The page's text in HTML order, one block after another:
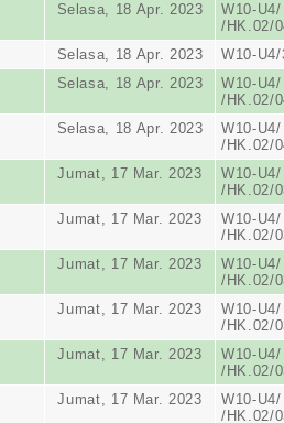
Selasa, 18 Apr. 2023
W10-
/HK.02/
Selasa, 18 Apr. 2023 W10-
Selasa, 18 Apr. 2023
W10-
/HK.02/
Selasa, 18 Apr. 2023
W10-
/HK.02/
Jumat, 17 Mar. 2023
W10-
/HK.02/
Jumat, 17 Mar. 2023
W10-
/HK.02/
Jumat, 17 Mar. 2023
W10-
/HK.02/
Jumat, 17 Mar. 2023
W10-
/HK.02/
Jumat, 17 Mar. 2023
W10-
/HK.02/
Jumat, 17 Mar. 2023
W10-
/HK.02/